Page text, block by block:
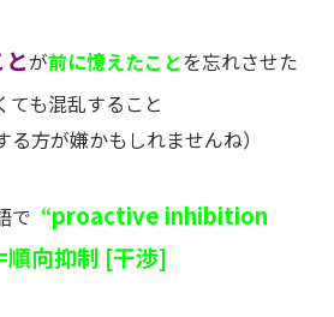
が前に憶えたことを忘れさせた
ても混乱すること
る方が嫌かもしれませんね）
で “proactive inhibition
順向抑制 [干渉]